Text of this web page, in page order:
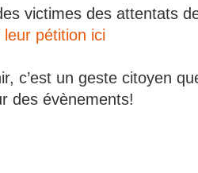
victimes des attentats
leur pétition ici
c’est un geste citoyen
des évènements!